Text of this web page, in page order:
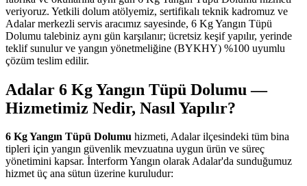
veriyoruz. Yetkili dolum atölyemiz, sertifikalı teknik kadromuz ve
Adalar merkezli servis aracımız sayesinde, 6 Kg Yangın Tüpü
Dolumu talebiniz aynı gün karşılanır; ücretsiz keşif yapılır, yerinde
teklif sunulur ve yangın yönetmeliğine (BYKHY) %100 uyumlu
çözüm teslim edilir.
Adalar 6 Kg Yangın Tüpü Dolumu —
Hizmetimiz Nedir, Nasıl Yapılır?
6 Kg Yangın Tüpü Dolumu hizmeti, Adalar ilçesindeki tüm bina
tipleri için yangın güvenlik mevzuatına uygun ürün ve süreç
yönetimini kapsar. İnterform Yangın olarak Adalar'da sunduğumuz
hizmet üç ana sütun üzerine kuruludur: